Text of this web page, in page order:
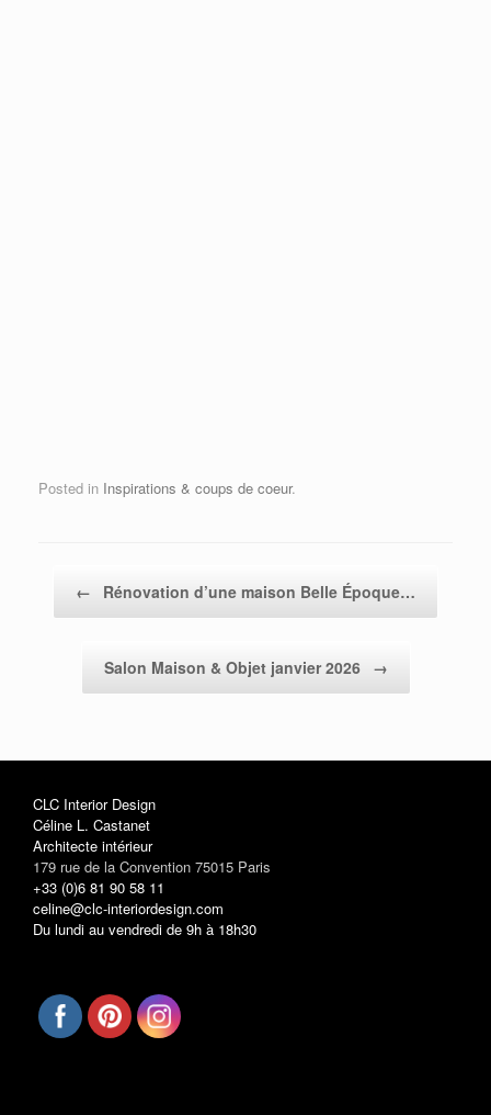
Posted in Inspirations & coups de coeur.
← Rénovation d’une maison Belle Époque…
Salon Maison & Objet janvier 2026 →
CLC Interior Design
Céline L. Castanet
Architecte intérieur
179 rue de la Convention 75015 Paris
+33 (0)6 81 90 58 11
celine@clc-interiordesign.com
Du lundi au vendredi de 9h à 18h30